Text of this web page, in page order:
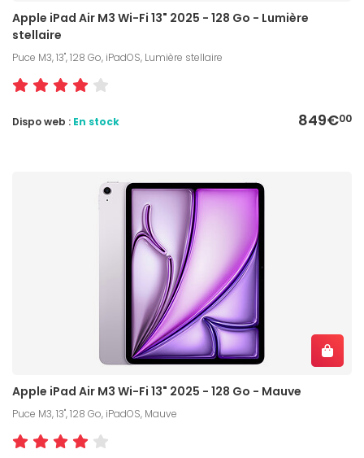
Apple iPad Air M3 Wi-Fi 13" 2025 - 128 Go - Lumière
stellaire
Puce M3, 13", 128 Go, iPadOS, Lumière stellaire
849€00
Dispo web : En stock
Apple iPad Air M3 Wi-Fi 13" 2025 - 128 Go - Mauve
Puce M3, 13", 128 Go, iPadOS, Mauve